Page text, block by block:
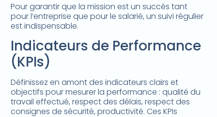
Pour garantir que la mission est un succès tant
pour l’entreprise que pour le salarié, un suivi régulier
est indispensable.
Indicateurs de Performance
(KPIs)
Définissez en amont des indicateurs clairs et
objectifs pour mesurer la performance : qualité du
travail effectué, respect des délais, respect des
consignes de sécurité, productivité. Ces KPIs